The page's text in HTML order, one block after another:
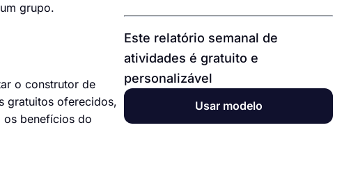
grupo.
o construtor de
gratuitos oferecidos,
os benefícios do
Este relatório semanal de
atividades é gratuito e
personalizável
Usar modelo